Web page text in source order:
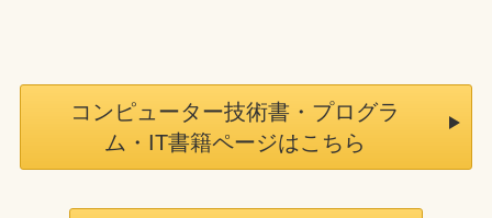
コンピューター技術書・プログラ
ム・IT書籍ページはこちら